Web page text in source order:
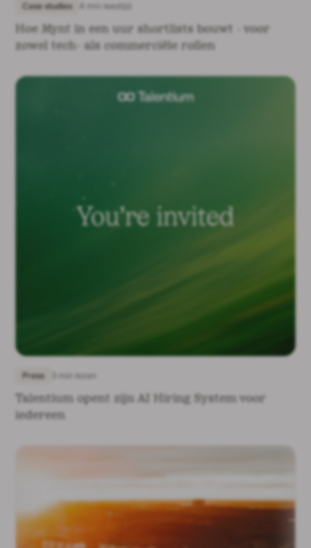
Case studies 4 min leestijd
Hoe Mynt in een uur shortlists bouwt - voor
zowel tech- als commerciële rollen
Press 3 min lezen
Talentium opent zijn AI Hiring System voor
iedereen